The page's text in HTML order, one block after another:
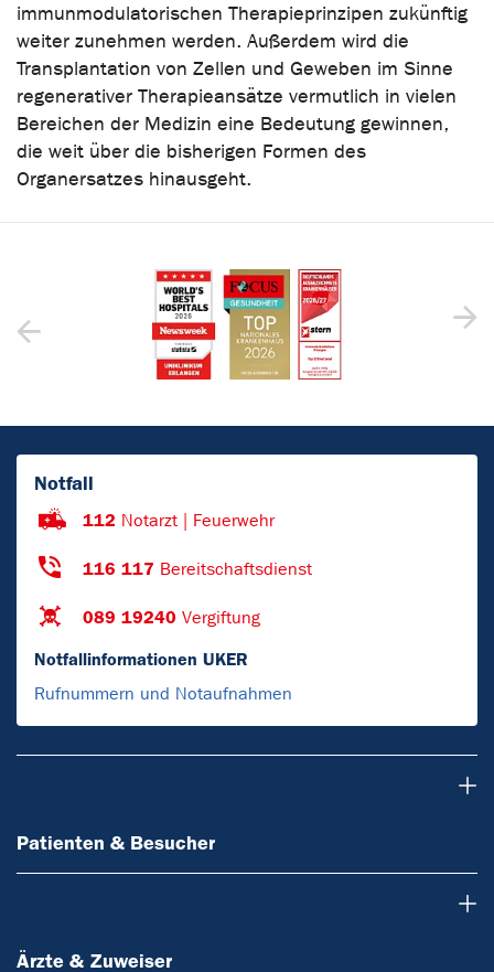
immunmodulatorischen Therapieprinzipen zukünftig
weiter zunehmen werden. Außerdem wird die
Transplantation von Zellen und Geweben im Sinne
regenerativer Therapieansätze vermutlich in vielen
Bereichen der Medizin eine Bedeutung gewinnen,
die weit über die bisherigen Formen des
Organersatzes hinausgeht.
Notfall
112 Notarzt | Feuerwehr
116 117 Bereitschaftsdienst
089 19240 Vergiftung
Notfallinformationen UKER
Rufnummern und Notaufnahmen
Patienten & Besucher
Ärzte & Zuweiser